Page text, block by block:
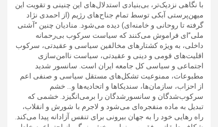
با نگاهی نزدیک‌تر، بی‌بنیادی استدلال‌های این چنینی و تقویت این
میهن‌پرستی آبکی توسط تمام جناح‌های رژیم (از احمدی نژاد
گرفته تا روحانی و خامنه‌ای) دیده می‌شود. منادیان چنین “آشتی
ملی”ای فراموش می‌کنند که سیاست سرکوب بی‌رحمانه
داخلی، به ویژه کشتارهای مخالفین سیاسی و عقیدتی، سرکوب
اقلیت‌های قومی و دینی و عقیدتی، سیاست ناامن‌سازی
اجتماعی و سیاسی کل جامعه ایران است. سانسور شدید
مطبوعات، ممنوعیت تشکل‌های مستقل سیاسی و صنفی اعم
از احزاب، سازمان‌ها، سندیکاها و اتحادیه‌ها و… خشم
سرکوب‌شدگان و سانسورشدگان را برمی‌انگیزد. خشمی که
تبدیل به ماده منفجره‌ای می‌شود و لاجرم با شورش و انقلاب،
راه رهایی خود را به جهان بیرونی برای تنفس آزادانه پیدا می‌کند.